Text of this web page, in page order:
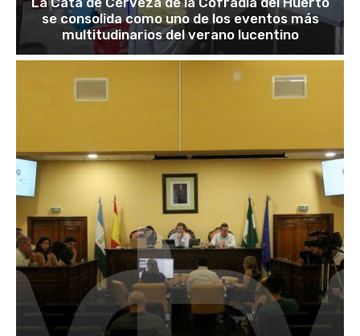
se consolida como uno de los eventos más
multitudinarios del verano lucentino